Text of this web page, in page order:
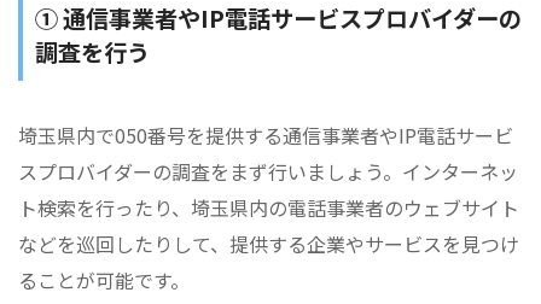
① 通信事業者やIP電話サービスプロバイダーの
調査を行う
埼玉県内で050番号を提供する通信事業者やIP電話サービ
スプロバイダーの調査をまず行いましょう。インターネッ
ト検索を行ったり、埼玉県内の電話事業者のウェブサイト
などを巡回したりして、提供する企業やサービスを見つけ
ることが可能です。